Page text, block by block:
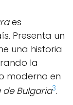
es
Presenta un
una historia
la
moderno en
Bulgaria3.